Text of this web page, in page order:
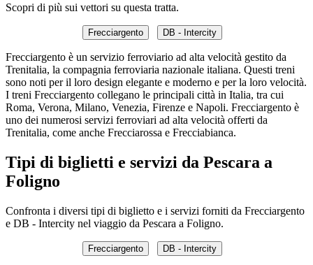
Scopri di più sui vettori su questa tratta.
Frecciargento DB - Intercity
Frecciargento è un servizio ferroviario ad alta velocità gestito da
Trenitalia, la compagnia ferroviaria nazionale italiana. Questi treni
sono noti per il loro design elegante e moderno e per la loro velocità.
I treni Frecciargento collegano le principali città in Italia, tra cui
Roma, Verona, Milano, Venezia, Firenze e Napoli. Frecciargento è
uno dei numerosi servizi ferroviari ad alta velocità offerti da
Trenitalia, come anche Frecciarossa e Frecciabianca.
Tipi di biglietti e servizi da Pescara a
Foligno
Confronta i diversi tipi di biglietto e i servizi forniti da Frecciargento
e DB - Intercity nel viaggio da Pescara a Foligno.
Frecciargento DB - Intercity